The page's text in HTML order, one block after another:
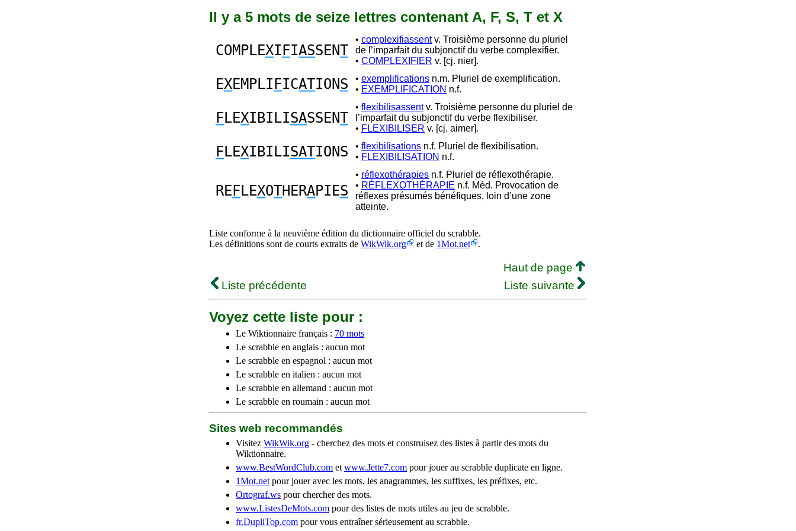
Il y a 5 mots de seize lettres contenant A, F, S, T et X
COMPLEXI FIASSENT
• complexifiassentv. Troisième personne du pluriel
de l’imparfait du subjonctif du verbe complexifier.
• COMPLEXIFIER v. [cj. nier].
EXEMPLI FICATIONS • exemplifications n.m. Pluriel de exemplification.
• EXEMPLIFICATION n.f.
F LEXIBILISASSENT
• flexibilisassentv. Troisième personne du pluriel de
l’imparfait du subjonctif du verbe flexibiliser.
• FLEXIBILISER v. [cj. aimer].
F LEXIBILISATIONS • flexibilisations n.f. Pluriel de flexibilisation.
• FLEXIBILISATION n.f.
RE F LEXOTHERAPIES
• réflexothérapies n.f. Pluriel de réflexothérapie.
• RÉFLEXOTHÉRAPIE n.f. Méd. Provocation de
réflexes présumés bénéfiques, loin d’une zone
atteinte.
Liste conforme à la neuvième édition du dictionnaire officiel du scrabble.
Les définitions sont de courts extraits de WikWik.org et de 1Mot.net .
Haut de page
Liste précédente
Liste suivante
Voyez cette liste pour :
Le Wiktionnaire français : 70 mots
Le scrabble en anglais : aucun mot
Le scrabble en espagnol : aucun mot
Le scrabble en italien : aucun mot
Le scrabble en allemand : aucun mot
Le scrabble en roumain : aucun mot
Sites web recommandés
Visitez WikWik.org - cherchez des mots et construisez des listes à partir des mots du
Wiktionnaire.
www.BestWordClub.com et www.Jette7.com pour jouer au scrabble duplicate en ligne.
1Mot.net pour jouer avec les mots, les anagrammes, les suffixes, les préfixes, etc.
Ortograf.ws pour chercher des mots.
www.ListesDeMots.com pour des listes de mots utiles au jeu de scrabble.
fr.DupliTop.com pour vous entraîner sérieusement au scrabble.